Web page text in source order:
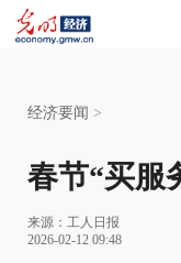
经济要闻 >
春节“买服
来源： 工人日报
2026-02-12 09:48